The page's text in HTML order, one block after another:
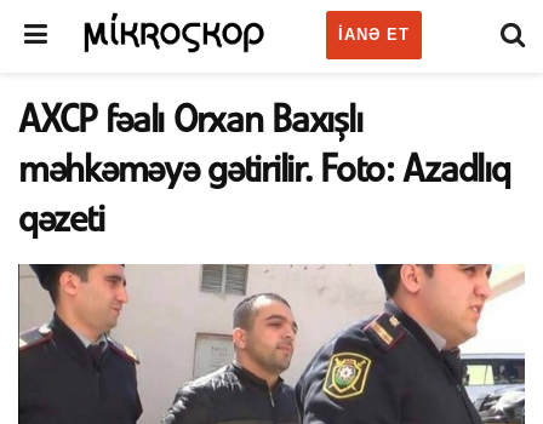
IANƏ ET
AXCP fəalı Orxan Baxışlı
məhkəməyə gətirilir. Foto: Azadlıq
qəzeti